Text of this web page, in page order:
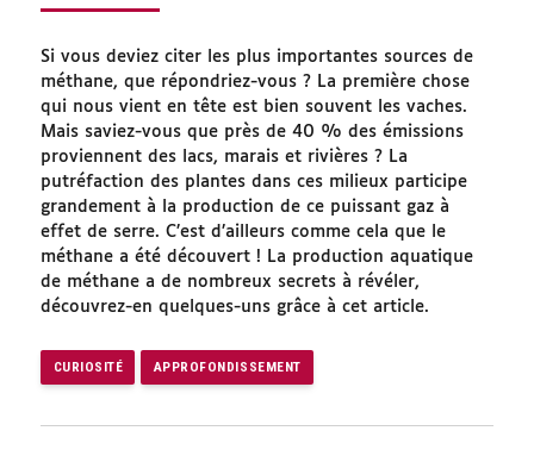
Si vous deviez citer les plus importantes sources de
méthane, que répondriez-vous ? La première chose
qui nous vient en tête est bien souvent les vaches.
Mais saviez-vous que près de 40 % des émissions
proviennent des lacs, marais et rivières ? La
putréfaction des plantes dans ces milieux participe
grandement à la production de ce puissant gaz à
effet de serre. C’est d’ailleurs comme cela que le
méthane a été découvert ! La production aquatique
de méthane a de nombreux secrets à révéler,
découvrez-en quelques-uns grâce à cet article.
CURIOSITÉ APPROFONDISSEMENT